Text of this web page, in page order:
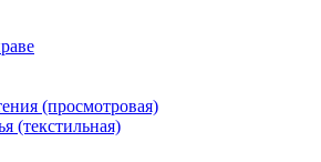
(просмотровая)
(текстильная)